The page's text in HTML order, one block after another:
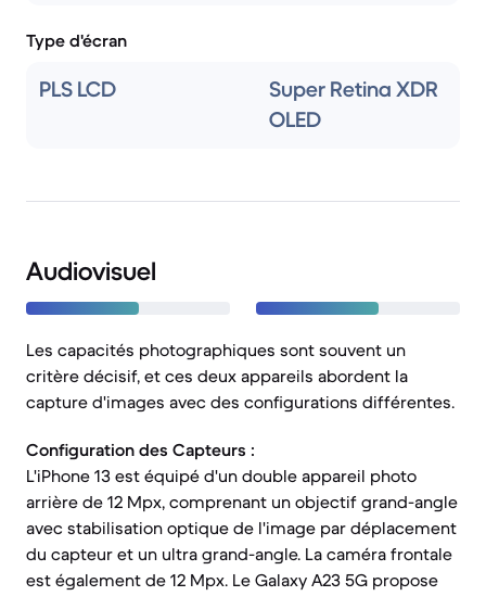
Type d'écran
PLS LCD
Super Retina XDR
OLED
Audiovisuel
Les capacités photographiques sont souvent un
critère décisif, et ces deux appareils abordent la
capture d'images avec des configurations différentes.
Configuration des Capteurs :
L'iPhone 13 est équipé d'un double appareil photo
arrière de 12 Mpx, comprenant un objectif grand-angle
avec stabilisation optique de l'image par déplacement
du capteur et un ultra grand-angle. La caméra frontale
est également de 12 Mpx. Le Galaxy A23 5G propose